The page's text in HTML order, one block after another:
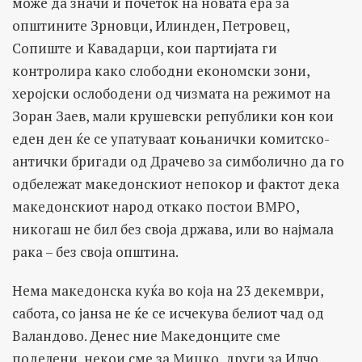
општините Зрновци, Илинден, Петровец,
Сопиште и Кавадарци, кои партијата ги
контролира како слободни економски зони,
херојски ослободени од чизмата на режимот на
Зоран Заев, мали крушевски републики кон кои
еден ден ќе се упатуваат коњанички комитско-
антички бригади од Драчево за симболично да го
одбележат македонскиот непокор и фактот дека
македонскиот народ откако постои ВМРО,
никогаш не бил без своја држава, или во најмала
рака – без своја општина.
Нема македонска куќа во која на 23 декември,
сабота, со јанѕа не ќе се исчекува белиот чад од
Валандово. Денес ние Македонците сме